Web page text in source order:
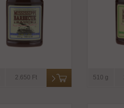
2.650 Ft 510 g